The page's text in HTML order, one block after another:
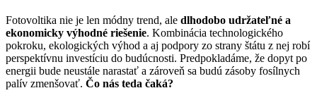
Fotovoltika nie je len módny trend, ale dlhodobo udržateľné a
ekonomicky výhodné riešenie. Kombinácia technologického
pokroku, ekologických výhod a aj podpory zo strany štátu z nej robí
perspektívnu investíciu do budúcnosti. Predpokladáme, že dopyt po
energii bude neustále narastať a zároveň sa budú zásoby fosílnych
palív zmenšovať. Čo nás teda čaká?